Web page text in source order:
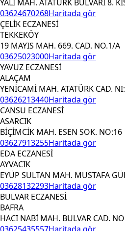
YALI MAH. ATATÜRK BULVARI 8.
03624670268Haritada gör
ÇELİK ECZANESİ
TEKKEKÖY
19 MAYIS MAH. 669. CAD. NO.1/A
03625023000Haritada gör
YAVUZ ECZANESİ
ALAÇAM
YENİCAMİ MAH. ATATÜRK CAD.
03626213440Haritada gör
CANSU ECZANESİ
ASARCIK
BİÇİMCİK MAH. ESEN SOK. NO:16
03627913255Haritada gör
EDA ECZANESİ
AYVACIK
EYÜP SULTAN MAH. MUSTAFA
03628132293Haritada gör
BULVAR ECZANESİ
BAFRA
HACI NABİ MAH. BULVAR CAD.